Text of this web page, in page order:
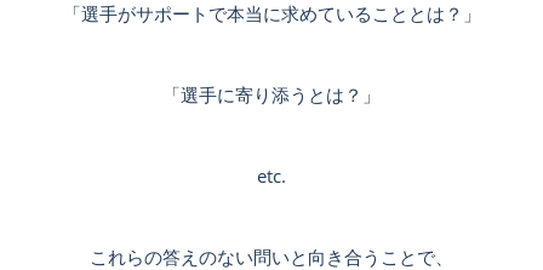
「選手がサポートで本当に求めていることとは？」
「選手に寄り添うとは？」
etc.
これらの答えのない問いと向き合うことで、